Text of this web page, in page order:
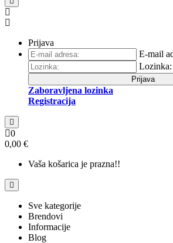
Prijava
E-mail
Lozinka:
Prijava
Zaboravljena lozinka
Registracija
0
0,00 €
Vaša košarica je prazna!!
Sve kategorije
Brendovi
Informacije
Blog